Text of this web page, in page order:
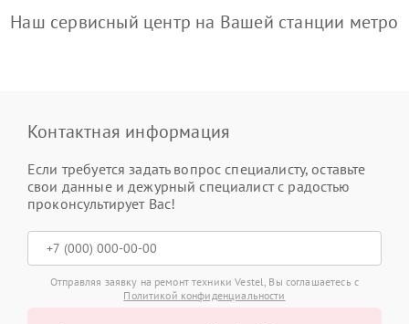
Наш сервисный центр на Вашей станции метро
Контактная информация
Если требуется задать вопрос специалисту, оставьте
свои данные и дежурный специалист с радостью
проконсультирует Вас!
Отправляя заявку на ремонт техники Vestel, Вы соглашаетесь с
Политикой конфиденциальности